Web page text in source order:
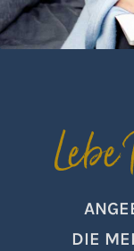
DIE